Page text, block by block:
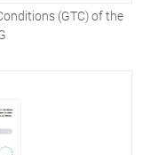
(GTC) of the